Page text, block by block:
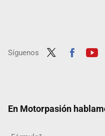
Síguenos
En Motorpasión